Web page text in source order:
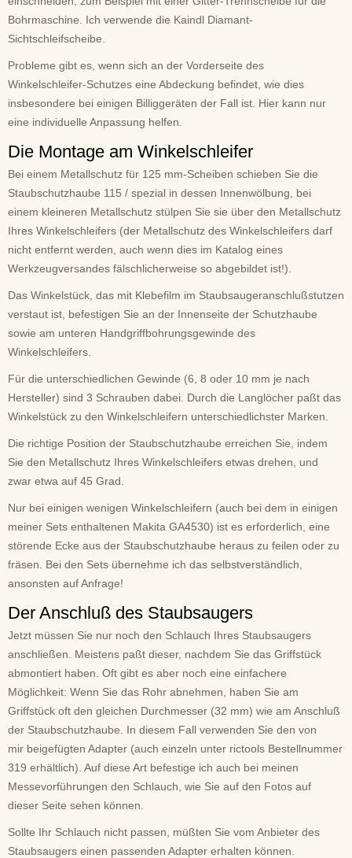
Bohrmaschine. Ich verwende die Kaindl Diamant-
Sichtschleifscheibe.
Probleme gibt es, wenn sich an der Vorderseite des
Winkelschleifer-Schutzes eine Abdeckung befindet, wie dies
insbesondere bei einigen Billiggeräten der Fall ist. Hier kann nur
eine individuelle Anpassung helfen.
Die Montage am Winkelschleifer
Bei einem Metallschutz für 125 mm-Scheiben schieben Sie die
Staubschutzhaube 115 / spezial in dessen Innenwölbung, bei
einem kleineren Metallschutz stülpen Sie sie über den Metallschutz
Ihres Winkelschleifers (der Metallschutz des Winkelschleifers darf
nicht entfernt werden, auch wenn dies im Katalog eines
Werkzeugversandes fälschlicherweise so abgebildet ist!).
Das Winkelstück, das mit Klebefilm im Staubsaugeranschlußstutzen
verstaut ist, befestigen Sie an der Innenseite der Schutzhaube
sowie am unteren Handgriffbohrungsgewinde des
Winkelschleifers.
Für die unterschiedlichen Gewinde (6, 8 oder 10 mm je nach
Hersteller) sind 3 Schrauben dabei. Durch die Langlöcher paßt das
Winkelstück zu den Winkelschleifern unterschiedlichster Marken.
Die richtige Position der Staubschutzhaube erreichen Sie, indem
Sie den Metallschutz Ihres Winkelschleifers etwas drehen, und
zwar etwa auf 45 Grad.
Nur bei einigen wenigen Winkelschleifern (auch bei dem in einigen
meiner Sets enthaltenen Makita GA4530) ist es erforderlich, eine
störende Ecke aus der Staubschutzhaube heraus zu feilen oder zu
fräsen. Bei den Sets übernehme ich das selbstverständlich,
ansonsten auf Anfrage!
Der Anschluß des Staubsaugers
Jetzt müssen Sie nur noch den Schlauch Ihres Staubsaugers
anschließen. Meistens paßt dieser, nachdem Sie das Griffstück
abmontiert haben. Oft gibt es aber noch eine einfachere
Möglichkeit: Wenn Sie das Rohr abnehmen, haben Sie am
Griffstück oft den gleichen Durchmesser (32 mm) wie am Anschluß
der Staubschutzhaube. In diesem Fall verwenden Sie den von
mir beigefügten Adapter (auch einzeln unter rictools Bestellnummer
319 erhältlich). Auf diese Art befestige ich auch bei meinen
Messevorführungen den Schlauch, wie Sie auf den Fotos auf
dieser Seite sehen können.
Sollte Ihr Schlauch nicht passen, müßten Sie vom Anbieter des
Staubsaugers einen passenden Adapter erhalten können.